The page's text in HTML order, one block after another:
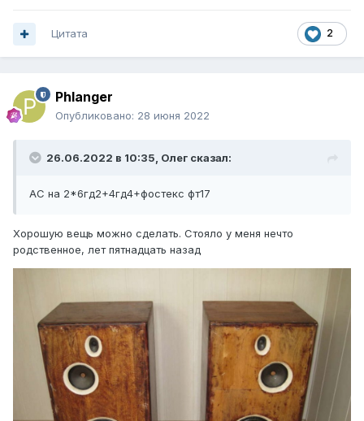
2
Цитата
Phlanger
Опубликовано: 28 июня 2022
26.06.2022 в 10:35, Олег сказал:
АС на 2*6гд2+4гд4+фостекс фт17
Хорошую вещь можно сделать. Стояло у меня нечто
родственное, лет пятнадцать назад